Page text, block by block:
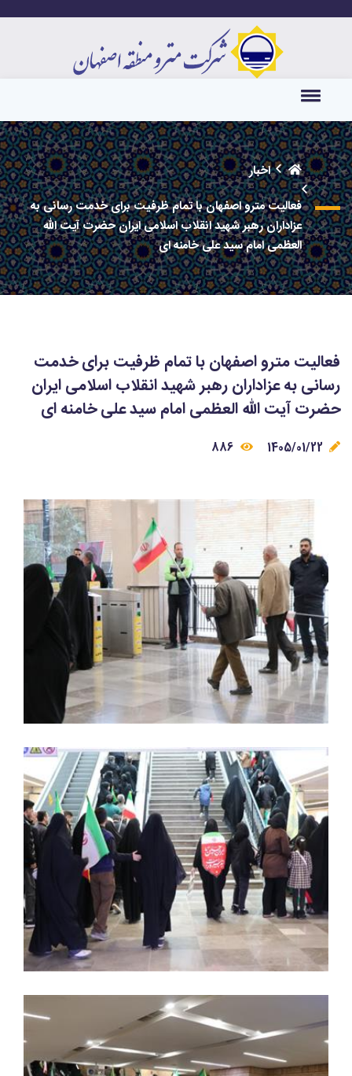
اخبار
فعالیت مترو اصفهان با تمام ظرفیت برای خدمت رسانی به
عزاداران رهبر شهید انقلاب اسلامی ایران حضرت آیت الله
العظمی امام سید علی خامنه ای
فعالیت مترو اصفهان با تمام ظرفیت برای خدمت
رسانی به عزاداران رهبر شهید انقلاب اسلامی ایران
حضرت آیت الله العظمی امام سید علی خامنه ای